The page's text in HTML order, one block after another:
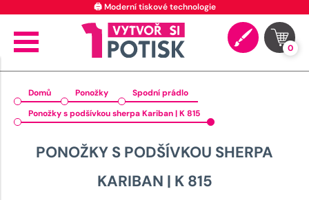
0
Domů Ponožky
Spodní prádlo
Ponožky s podšívkou sherpa Kariban | K 815
PONOŽKY S PODŠÍVKOU SHERPA
KARIBAN | K 815